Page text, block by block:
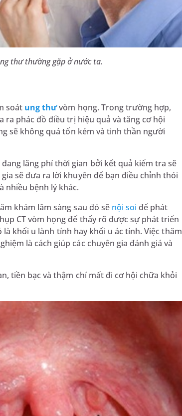
thư thường gặp ở nước ta.
soát ung thưvòm họng. Trong trường hợp,
ra phác đồ điều trị hiệu quả và tăng cơ hội
sẽ không quá tốn kém và tinh thần người
lãng phí thời gian bởi kết quả kiểm tra sẽ
sẽ đưa ra lời khuyên để bạn điều chỉnh thói
nhiều bệnh lý khác.
khám lâm sàng sau đó sẽ nội soi để phát
CT vòm họng để thấy rõ được sự phát triển
khối u lành tính hay khối u ác tính. Việc thăm
là cách giúp các chuyên gia đánh giá và
tiền bạc và thậm chí mất đi cơ hội chữa khỏi